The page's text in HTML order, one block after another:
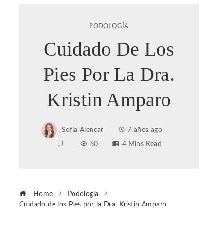
PODOLOGÍA
Cuidado De Los
Pies Por La Dra.
Kristin Amparo
Sofía Alencar
7 años ago
60
4 Mins Read
Home
Podología
Cuidado de los Pies por la Dra. Kristin Amparo